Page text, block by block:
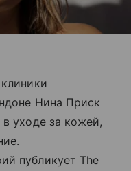
Нина Приск
уходе за кожей,
публикует The